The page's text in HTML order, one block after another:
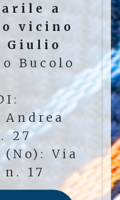
a
vicino
Giulio
Bucolo
Andrea
27
(No): Via
17